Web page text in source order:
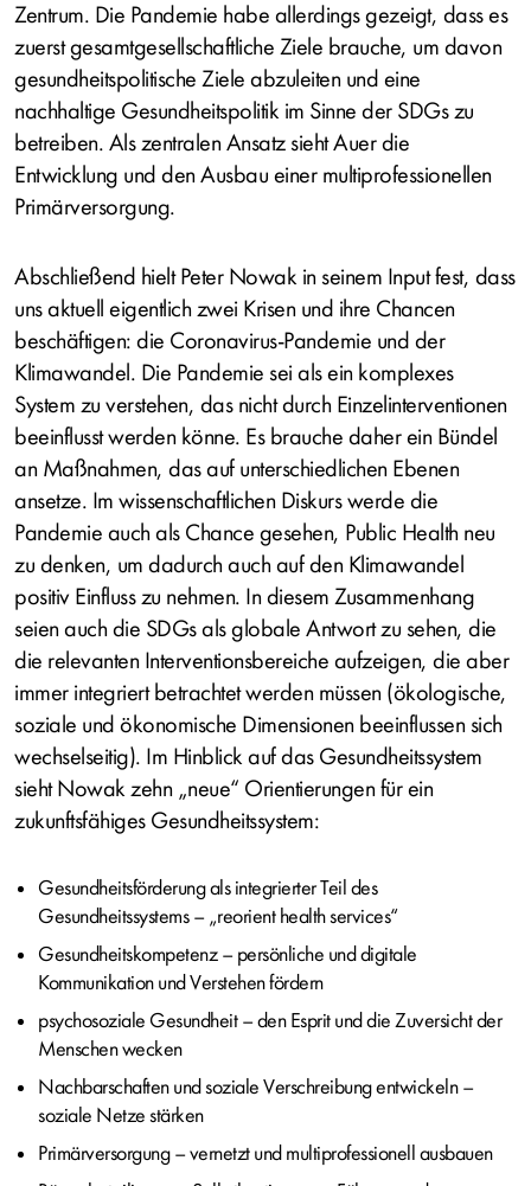
Zentrum. Die Pandemie habe allerdings gezeigt, dass es
zuerst gesamtgesellschaftliche Ziele brauche, um davon
gesundheitspolitische Ziele abzuleiten und eine
nachhaltige Gesundheitspolitik im Sinne der SDGs zu
betreiben. Als zentralen Ansatz sieht Auer die
Entwicklung und den Ausbau einer multiprofessionellen
Primärversorgung.
Abschließend hielt Peter Nowak in seinem Input fest, dass
uns aktuell eigentlich zwei Krisen und ihre Chancen
beschäftigen: die Coronavirus-Pandemie und der
Klimawandel. Die Pandemie sei als ein komplexes
System zu verstehen, das nicht durch Einzelinterventionen
beeinflusst werden könne. Es brauche daher ein Bündel
an Maßnahmen, das auf unterschiedlichen Ebenen
ansetze. Im wissenschaftlichen Diskurs werde die
Pandemie auch als Chance gesehen, Public Health neu
zu denken, um dadurch auch auf den Klimawandel
positiv Einfluss zu nehmen. In diesem Zusammenhang
seien auch die SDGs als globale Antwort zu sehen, die
die relevanten Interventionsbereiche aufzeigen, die aber
immer integriert betrachtet werden müssen (ökologische,
soziale und ökonomische Dimensionen beeinflussen sich
wechselseitig). Im Hinblick auf das Gesundheitssystem
sieht Nowak zehn „neue“ Orientierungen für ein
zukunftsfähiges Gesundheitssystem:
Gesundheitsförderung als integrierter Teil des
Gesundheitssystems – „reorient health services“
Gesundheitskompetenz – persönliche und digitale
Kommunikation und Verstehen fördern
psychosoziale Gesundheit – den Esprit und die Zuversicht der
Menschen wecken
Nachbarschaften und soziale Verschreibung entwickeln –
soziale Netze stärken
Primärversorgung – vernetzt und multiprofessionell ausbauen